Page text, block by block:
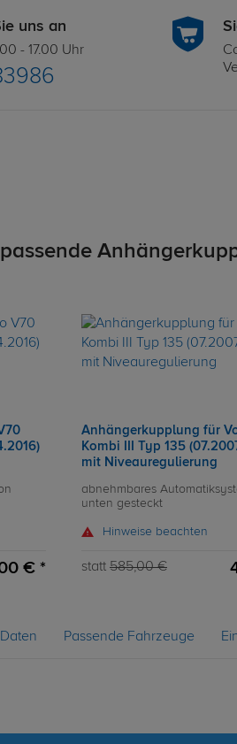
uns an
- 17.00 Uhr
€ *
Anhängerkupplung für
Kombi III Typ 135
mit Niveauregulierung
abnehmbares
unten gesteckt
Hinweise beachten
statt 585,00 €
Passende Fahrzeuge